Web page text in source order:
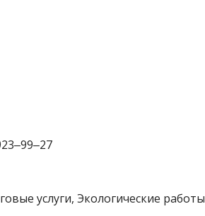
услуги, Экологические работы